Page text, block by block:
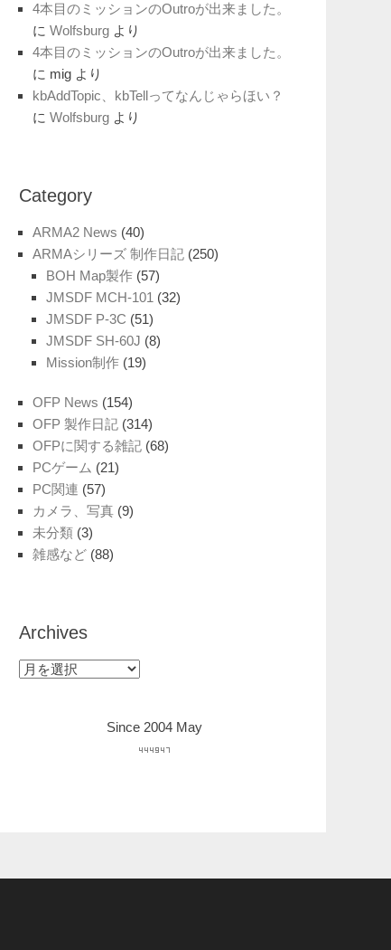
4本目のミッションのOutroが出来ました。
に Wolfsburg より
4本目のミッションのOutroが出来ました。
に mig より
kbAddTopic、kbTellってなんじゃらほい？
に Wolfsburg より
Category
ARMA2 News (40)
ARMAシリーズ 制作日記 (250)
BOH Map製作 (57)
JMSDF MCH-101 (32)
JMSDF P-3C (51)
JMSDF SH-60J (8)
Mission制作 (19)
OFP News (154)
OFP 製作日記 (314)
OFPに関する雑記 (68)
PCゲーム (21)
PC関連 (57)
カメラ、写真 (9)
未分類 (3)
雑感など (88)
Archives
Archives
Since 2004 May